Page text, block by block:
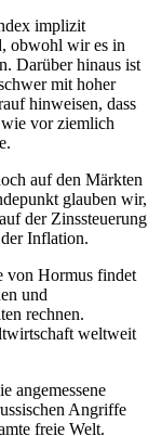
implizit
obwohl wir es in
Darüber hinaus ist
mit hoher
hinweisen, dass
vor ziemlich
auf den Märkten
glauben wir,
der Zinssteuerung
Inflation.
von Hormus findet
und
rechnen.
weltweit
angemessene
Angriffe
freie Welt.